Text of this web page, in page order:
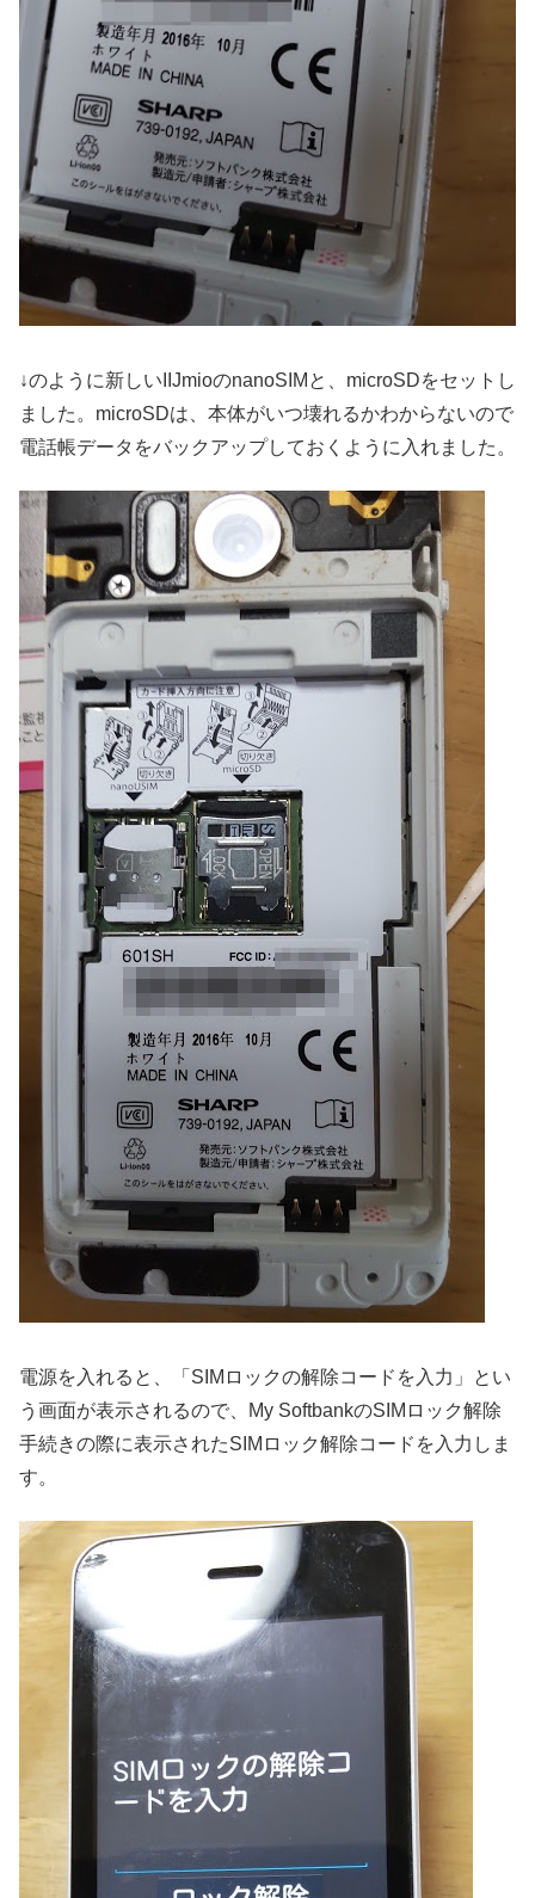
↓のように新しいIIJmioのnanoSIMと、microSDをセットし
ました。microSDは、本体がいつ壊れるかわからないので
電話帳データをバックアップしておくように入れました。
電源を入れると、「SIMロックの解除コードを入力」とい
う画面が表示されるので、My SoftbankのSIMロック解除
手続きの際に表示されたSIMロック解除コードを入力しま
す。